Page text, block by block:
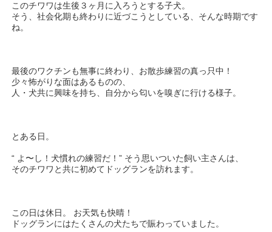
このチワワは生後３ヶ月に入ろうとする子犬。
そう、社会化期も終わりに近づこうとしている、そんな時期です
ね。
最後のワクチンも無事に終わり、お散歩練習の真っ只中！
少々怖がりな面はあるものの、
人・犬共に興味を持ち、自分から匂いを嗅ぎに行ける様子。
とある日。
“ よ〜し！犬慣れの練習だ！” そう思いついた飼い主さんは、
そのチワワと共に初めてドッグランを訪れます。
この日は休日。 お天気も快晴！
ドッグランにはたくさんの犬たちで賑わっていました。